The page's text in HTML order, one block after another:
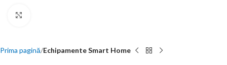
Prima pagină Echipamente Smart Home